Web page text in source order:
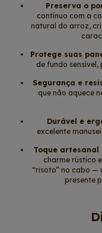
Preserva o
contínuo com a
natural do arroz,
Protege suas
de fundo
Segurança e
que não aquece
Durável e
excelente
Toque
charme rústico
“risoto” no cabo —
presente